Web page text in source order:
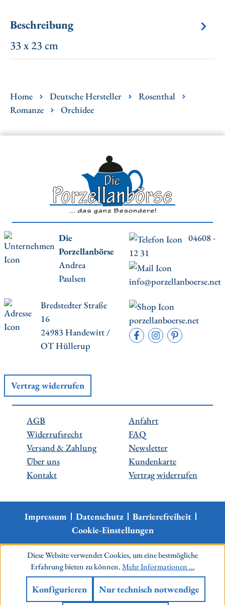
Beschreibung
33 x 23 cm
Home Deutsche Hersteller
Rosenthal
Romanze
Orchidee
Die
Porzellanbörse
Andrea
Paulsen
04608 -
12 31
info@porzellanboerse.net
Bredstedter Straße
16
24983 Handewitt /
OT Hüllerup
porzellanboerse.net
Vertrag widerrufen
AGB
Widerrufsrecht
Versand & Zahlung
Über uns
Kontakt
Anfahrt
FAQ
Newsletter
Kundenkarte
Vertrag widerrufen
Impressum Datenschutz
Barrierefreiheit
Cookie-Einstellungen
Diese Website verwendet Cookies, um eine bestmögliche
Erfahrung bieten zu können.Mehr Informationen ...
Nur technisch notwendige
Konfigurieren